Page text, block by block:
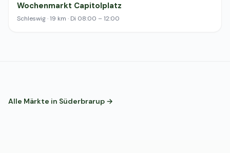
Wochenmarkt Capitolplatz
Schleswig · 19 km · Di 08:00 – 12:00
Alle Märkte in Süderbrarup →